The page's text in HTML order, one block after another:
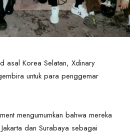
asal Korea Selatan, Xdinary
untuk para penggemar
mengumumkan bahwa mereka
dan Surabaya sebagai